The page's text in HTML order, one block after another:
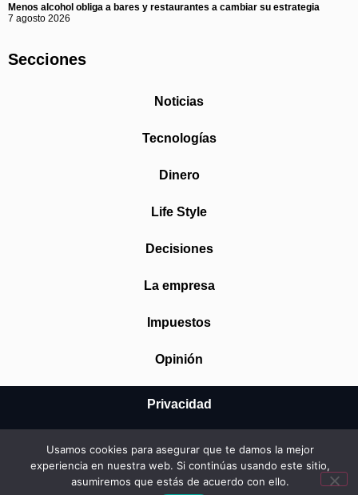
Menos alcohol obliga a bares y restaurantes a cambiar su estrategia
7 agosto 2026
Secciones
Noticias
Tecnologías
Dinero
Life Style
Decisiones
La empresa
Impuestos
Opinión
Privacidad
Cookies
Usamos cookies para asegurar que te damos la mejor
experiencia en nuestra web. Si continúas usando este sitio,
asumiremos que estás de acuerdo con ello.